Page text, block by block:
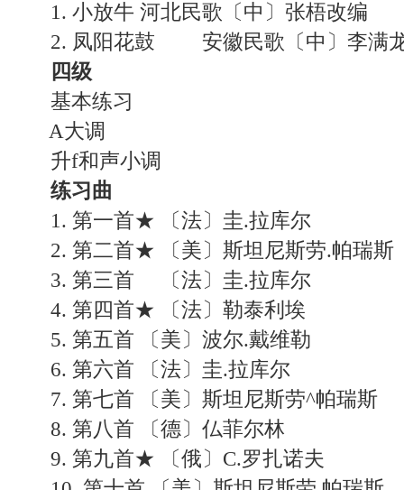
1. 小放牛 河北民歌〔中〕张梧改编
2. 凤阳花鼓 安徽民歌〔中〕李满
四级
基本练习
A大调
升f和声小调
练习曲
1. 第一首★ 〔法〕圭.拉库尔
2. 第二首★ 〔美〕斯坦尼斯劳.帕瑞斯
3. 第三首 〔法〕圭.拉库尔
4. 第四首★ 〔法〕勒泰利埃
5. 第五首 〔美〕波尔.戴维勒
6. 第六首 〔法〕圭.拉库尔
7. 第七首 〔美〕斯坦尼斯劳^帕瑞斯
8. 第八首 〔德〕仏菲尔林
9. 第九首★ 〔俄〕C.罗扎诺夫